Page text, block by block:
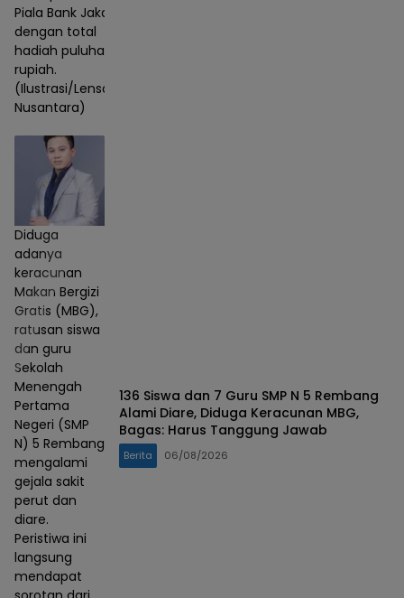
Piala Bank Jakarta
dengan total
hadiah puluhan juta
rupiah.
(Ilustrasi/Lensa
Nusantara)
Diduga
adanya
keracunan
Makan Bergizi
Gratis (MBG),
ratusan siswa
dan guru
Sekolah
Menengah
Pertama
Negeri (SMP
N) 5 Rembang
mengalami
gejala sakit
perut dan
diare.
Peristiwa ini
langsung
mendapat
136 Siswa dan 7 Guru SMP N 5 Rembang
Alami Diare, Diduga Keracunan MBG,
Bagas: Harus Tanggung Jawab
Berita 06/08/2026